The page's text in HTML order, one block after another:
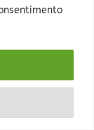
Alegre - RS -